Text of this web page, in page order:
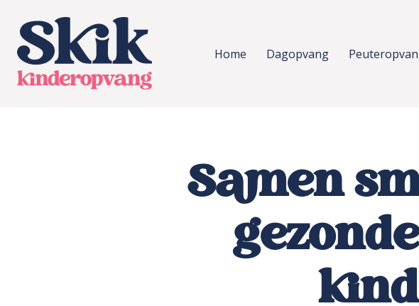
SKIK kinderopvang
Home
Dagopvang
Samen